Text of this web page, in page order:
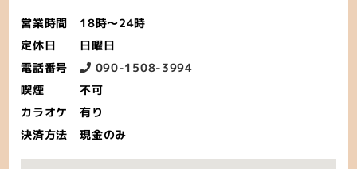
営業時間
18時〜24時
定休日
日曜日
電話番号
090-1508-3994
喫煙
不可
カラオケ
有り
決済方法
現金のみ